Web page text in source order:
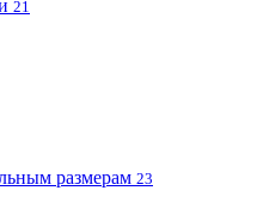
21
размерам 23